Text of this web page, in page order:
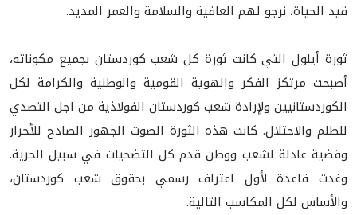
قيد الحياة، نرجو لهم العافية والسلامة والعمر المديد.
ثورة أيلول التي كانت ثورة كل شعب كوردستان بجميع مكوناته،
أصبحت مرتكز الفكر والهوية القومية والوطنية والكرامة لكل
الكوردستانيين ولإرادة شعب كوردستان الفولاذية من اجل التصدي
للظلم والاحتلال. كانت هذه الثورة الصوت الجهور الصادح للأحرار
وقضية عادلة لشعب ووطن قدم كل التضحيات في سبيل الحرية.
وغدت قاعدة لأول اعتراف رسمي بحقوق شعب كوردستان،
والأساس لكل المكاسب التالية.